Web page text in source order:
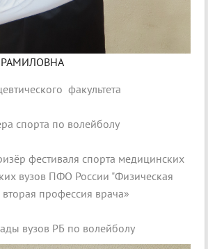
факультета
спорта по волейболу
фестиваля спорта медицинских
вузов ПФО России "Физическая
вторая профессия врача»
вузов РБ по волейболу